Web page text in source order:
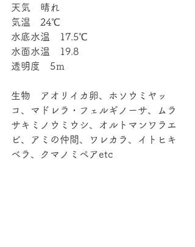
天気　晴れ
気温　24℃
水底水温　17.5℃
水面水温　19.8
透明度　5ｍ
生物　アオリイカ卵、ホソウミヤッ
コ、マドレラ・フェルギノーサ、ムラ
サキミノウミウシ、オルトマンワラエ
ビ、アミの仲間、ワレカラ、イトヒキ
ベラ、クマノミペアetc